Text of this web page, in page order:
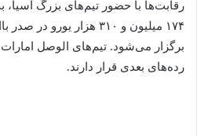
رقابت‌ها با حضور تیم‌های بزرگ آسیا،
۱۷۴ میلیون و ۳۱۰ هزار
برگزار می‌شود. تیم‌های الوصل امارات
رده‌های بعدی قرار دارند.